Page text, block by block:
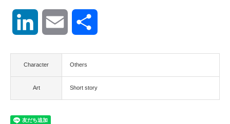
LinkedIn Email
Character Others
Art Short story